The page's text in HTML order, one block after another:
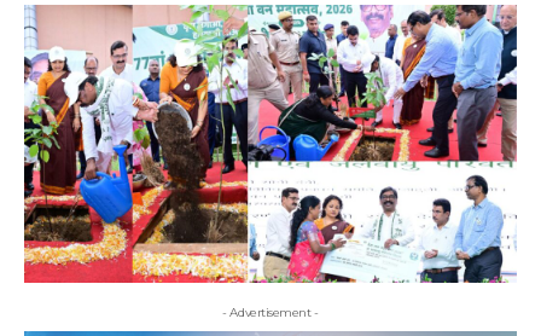
- Advertisement -